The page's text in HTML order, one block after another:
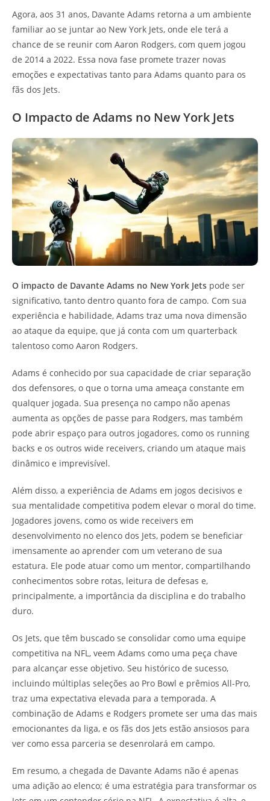
Agora, aos 31 anos, Davante Adams retorna a um ambiente
familiar ao se juntar ao New York Jets, onde ele terá a
chance de se reunir com Aaron Rodgers, com quem jogou
de 2014 a 2022. Essa nova fase promete trazer novas
emoções e expectativas tanto para Adams quanto para os
fãs dos Jets.
O Impacto de Adams no New York Jets
O impacto de Davante Adams no New York Jets pode ser
significativo, tanto dentro quanto fora de campo. Com sua
experiência e habilidade, Adams traz uma nova dimensão
ao ataque da equipe, que já conta com um quarterback
talentoso como Aaron Rodgers.
Adams é conhecido por sua capacidade de criar separação
dos defensores, o que o torna uma ameaça constante em
qualquer jogada. Sua presença no campo não apenas
aumenta as opções de passe para Rodgers, mas também
pode abrir espaço para outros jogadores, como os running
backs e os outros wide receivers, criando um ataque mais
dinâmico e imprevisível.
Além disso, a experiência de Adams em jogos decisivos e
sua mentalidade competitiva podem elevar o moral do time.
Jogadores jovens, como os wide receivers em
desenvolvimento no elenco dos Jets, podem se beneficiar
imensamente ao aprender com um veterano de sua
estatura. Ele pode atuar como um mentor, compartilhando
conhecimentos sobre rotas, leitura de defesas e,
principalmente, a importância da disciplina e do trabalho
duro.
Os Jets, que têm buscado se consolidar como uma equipe
competitiva na NFL, veem Adams como uma peça chave
para alcançar esse objetivo. Seu histórico de sucesso,
incluindo múltiplas seleções ao Pro Bowl e prêmios All-Pro,
traz uma expectativa elevada para a temporada. A
combinação de Adams e Rodgers promete ser uma das mais
emocionantes da liga, e os fãs dos Jets estão ansiosos para
ver como essa parceria se desenrolará em campo.
Em resumo, a chegada de Davante Adams não é apenas
uma adição ao elenco; é uma estratégia para transformar os